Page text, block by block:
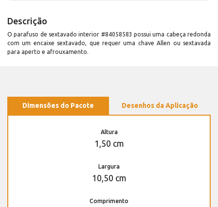
Descrição
O parafuso de sextavado interior #84058583 possui uma cabeça redonda
com um encaixe sextavado, que requer uma chave Allen ou sextavada
para aperto e afrouxamento.
Dimensões do Pacote Desenhos da Aplicação
Altura
1,50 cm
Largura
10,50 cm
Comprimento